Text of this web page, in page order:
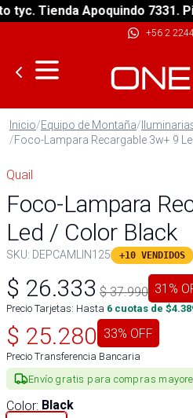
Tienda Apoquindo 7331.
+56 2
Inicio/Equipo de Montaña/
/Foco-Lampara Recargable 3w+ 9
Quail
Foco-Lampara
Led / Color Black
SKU: DEPCAMLIN125 +10 VENDIDOS
$ 26.333 $37.990 31 %
Precio Tarjetas: Hasta 6 cuotas de $
$ 25.280 33% OFF
Precio Transferencia Bancaria
Envío gratis para compras
Color: Black